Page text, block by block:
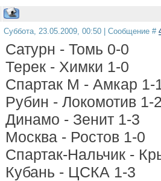
Суббота, 23.05.2009, 00:50 | Сообщение #
Сатурн - Томь 0-0
Терек - Химки 1-0
Спартак М - Амкар 1-
Рубин - Локомотив 1-
Динамо - Зенит 1-3
Москва - Ростов 1-0
Спартак-Нальчик -
Кубань - ЦСКА 1-3